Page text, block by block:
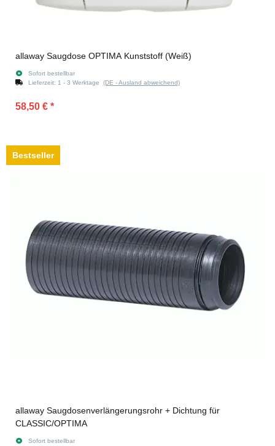
allaway Saugdose OPTIMA Kunststoff (Weiß)
Sofort bestellbar
Lieferzeit: 1 - 3 Werktage (DE - Ausland abweichend)
58,50 € *
Bestseller
allaway Saugdosenverlängerungsrohr + Dichtung für
CLASSIC/OPTIMA
Sofort bestellbar